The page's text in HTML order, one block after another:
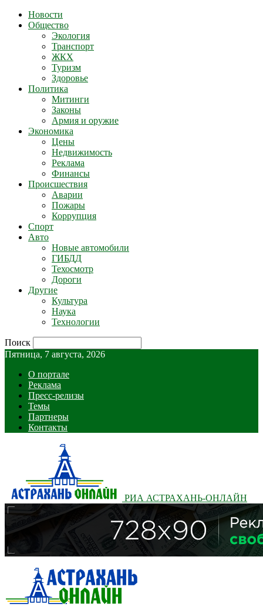
Новости
Общество
Экология
Транспорт
ЖКХ
Туризм
Здоровье
Политика
Митинги
Законы
Армия и оружие
Экономика
Цены
Недвижимость
Реклама
Финансы
Происшествия
Аварии
Пожары
Коррупция
Спорт
Авто
Новые автомобили
ГИБДД
Техосмотр
Дороги
Другие
Культура
Наука
Технологии
Поиск
Пятница, 7 августа, 2026
О портале
Реклама
Пресс-релизы
Темы
Партнеры
Контакты
РИА АСТРАХАНЬ-ОНЛАЙН